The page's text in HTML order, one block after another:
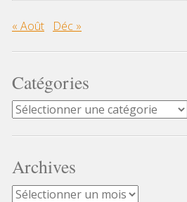
« Août Déc »
Catégories
Catégories
Archives
Archives